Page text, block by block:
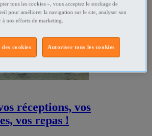
réceptions, vos
vos repas !
tous les cookies », vous acceptez le stockage de
pour améliorer la navigation sur le site, analyser son
nos efforts de marketing.
Autoriser tous les cookies
cookies